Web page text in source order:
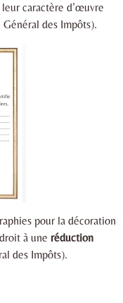
caractère d’œuvre
des Impôts).
pour la décoration
à une réduction
des Impôts).